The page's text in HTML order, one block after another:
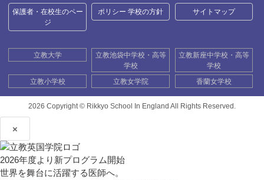
保護者・在校生のペー
ジ
ポリシー 学校の方針 サイトマップ
立教大学
立教池袋中学校・高等
学校
立教新座中学校・高等
学校
立教小学校
立教女学院 香蘭女学校
2026 Copyright © Rikkyo School In England All Rights Reserved.
×
2026年度より新プログラム開始
世界を舞台に活躍する医師へ。